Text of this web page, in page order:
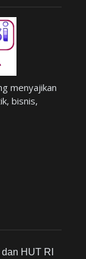
menyajikan
bisnis,
HUT RI